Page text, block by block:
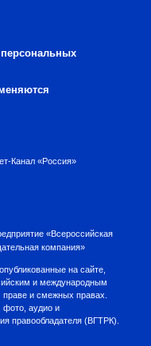
Канал «Россия»
«Всероссийская
компания»
на сайте,
и международным
праве и смежных правах.
фото, аудио и
правообладателя (ВГТРК).